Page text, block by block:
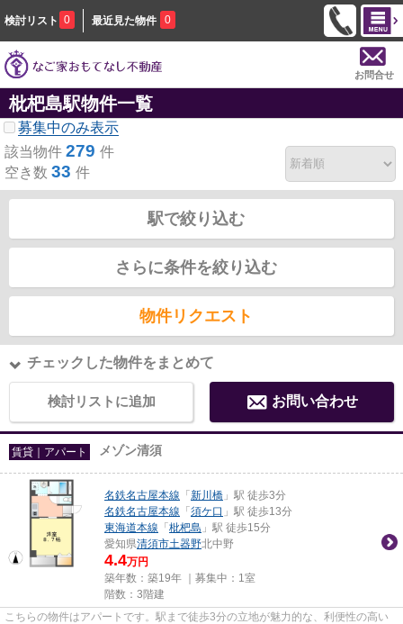
検討リスト 0 最近見た物件 0
お問合せ
枇杷島駅物件一覧
募集中のみ表示
該当物件 279 件
空き数 33 件
駅で絞り込む
さらに条件を絞り込む
物件リクエスト
チェックした物件をまとめて
検討リストに追加 お問い合わせ
賃貸｜アパート メゾン清須
名鉄名古屋本線 「 新川橋 」駅 徒歩3分
名鉄名古屋本線 「 須ケ口 」駅 徒歩13分
東海道本線 「 枇杷島 」駅 徒歩15分
愛知県清須市土器野北中野
4.4万円
築年数：築19年 ｜募集中： 1室
階数：3階建
こちらの物件はアパートです。駅まで徒歩3分の立地が魅力的な、利便性の高い